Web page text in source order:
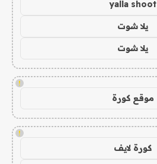
yalla shoot
يلا شوت
يلا شوت
!
موقع كورة
!
كورة لايف